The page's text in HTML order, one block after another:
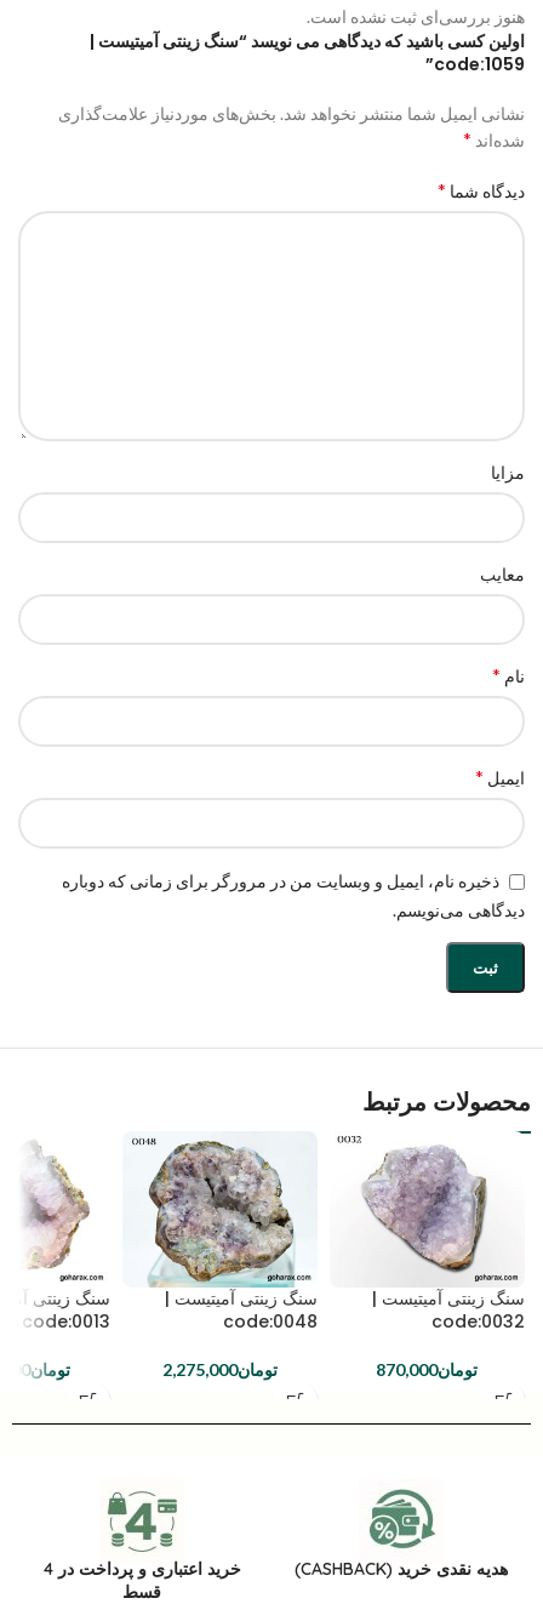
هنوز بررسی‌ای ثبت نشده است.
اولین کسی باشید که دیدگاهی می نویسد “سنگ زینتی آمیتیست |
code:1059”
نشانی ایمیل شما منتشر نخواهد شد. بخش‌های موردنیاز علامت‌گذاری
شده‌اند *
دیدگاه شما *
مزایا
معایب
نام *
ایمیل *
ذخیره نام، ایمیل و وبسایت من در مرورگر برای زمانی که دوباره
دیدگاهی می‌نویسم.
محصولات مرتبط
سنگ زینتی آمیتیست |
code:0032
تومان870,000
سنگ زینتی آمیتیست |
code:0048
تومان2,275,000
سنگ زینتی
code:0013
تومان
هدیه نقدی خرید (CASHBACK)
خرید اعتباری و پرداخت در 4
قسط